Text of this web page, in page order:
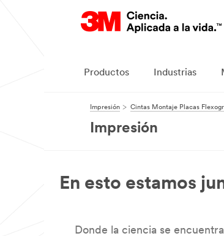
Productos Industrias
Impresión Cintas Montaje Placas
Impresión
En esto estamos
Donde la ciencia se